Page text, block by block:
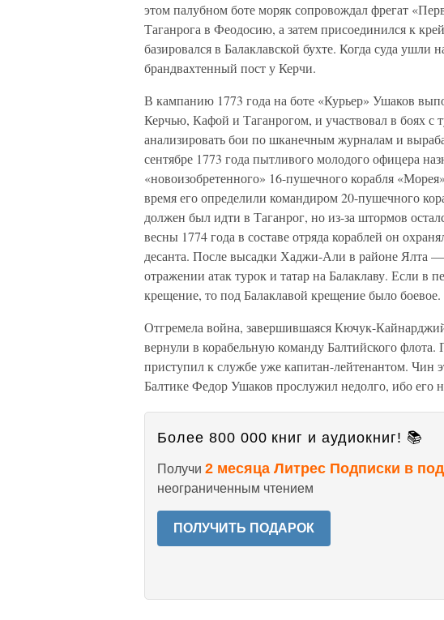
этом палубном боте моряк сопровождал фрегат
Таганрога в Феодосию, а затем присоединился к
базировался в Балаклавской бухте. Когда суда ушли
брандвахтенный пост у Керчи.
В кампанию 1773 года на боте «Курьер» Ушаков
Керчью, Кафой и Таганрогом, и участвовал в боях с
анализировать бои по шканечным журналам и
сентябре 1773 года пытливого молодого офицера
«новоизобретенного» 16-пушечного корабля
время его определили командиром 20-пушечного
должен был идти в Таганрог, но из-за штормов
весны 1774 года в составе отряда кораблей он
десанта. После высадки Хаджи-Али в районе Ялта
отражении атак турок и татар на Балаклаву. Если в
крещение, то под Балаклавой крещение было боевое.
Отгремела война, завершившаяся Кючук-
вернули в корабельную команду Балтийского флота.
приступил к службе уже капитан-лейтенантом. Чин
Балтике Федор Ушаков прослужил недолго, ибо его
Более 800 000 книг и аудиокниг! 📚
Получи 2 месяца Литрес Подписки в
неограниченным чтением
ПОЛУЧИТЬ ПОДАРОК